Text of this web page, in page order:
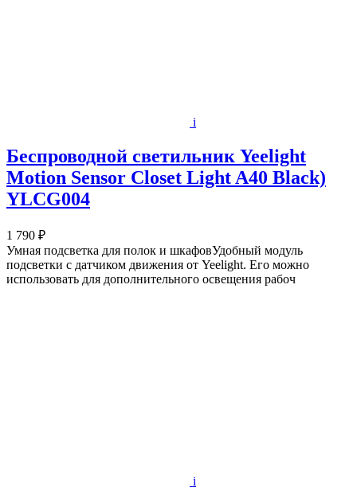
i
Беспроводной светильник Yeelight
Motion Sensor Closet Light A40 Black)
YLCG004
1 790 ₽
Умная подсветка для полок и шкафовУдобный модуль
подсветки с датчиком движения от Yeelight. Его можно
использовать для дополнительного освещения рабоч
i